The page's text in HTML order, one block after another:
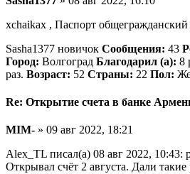
xchaikax , Паспорт общегражданский
Sasha1377 новичок Сообщения: 43
Город: Волгоград Благодарил (а): 8
раз. Возраст: 52 Страны: 22 Пол:
Re: Открытие счета в банке
MIM- » 09 авг 2022, 18:21
Alex_TL писал(а) 08 авг 2022, 10:43:
Открывал счёт 2 августа. Дали